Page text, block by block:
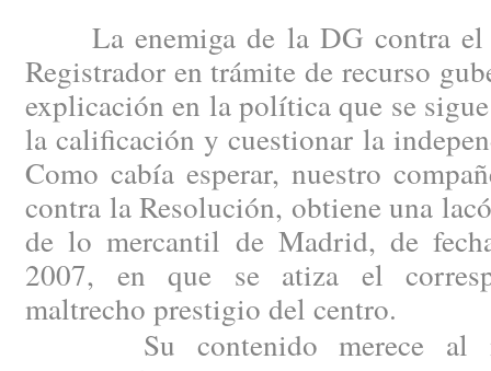
La enemiga de la DG contra el
Registrador en trámite de recurso
explicación en la política que se
la calificación y cuestionar la
Como cabía esperar, nuestro
contra la Resolución, obtiene una
de lo mercantil de Madrid, de
2007, en que se atiza el
maltrecho prestigio del centro.
Su contenido merece al